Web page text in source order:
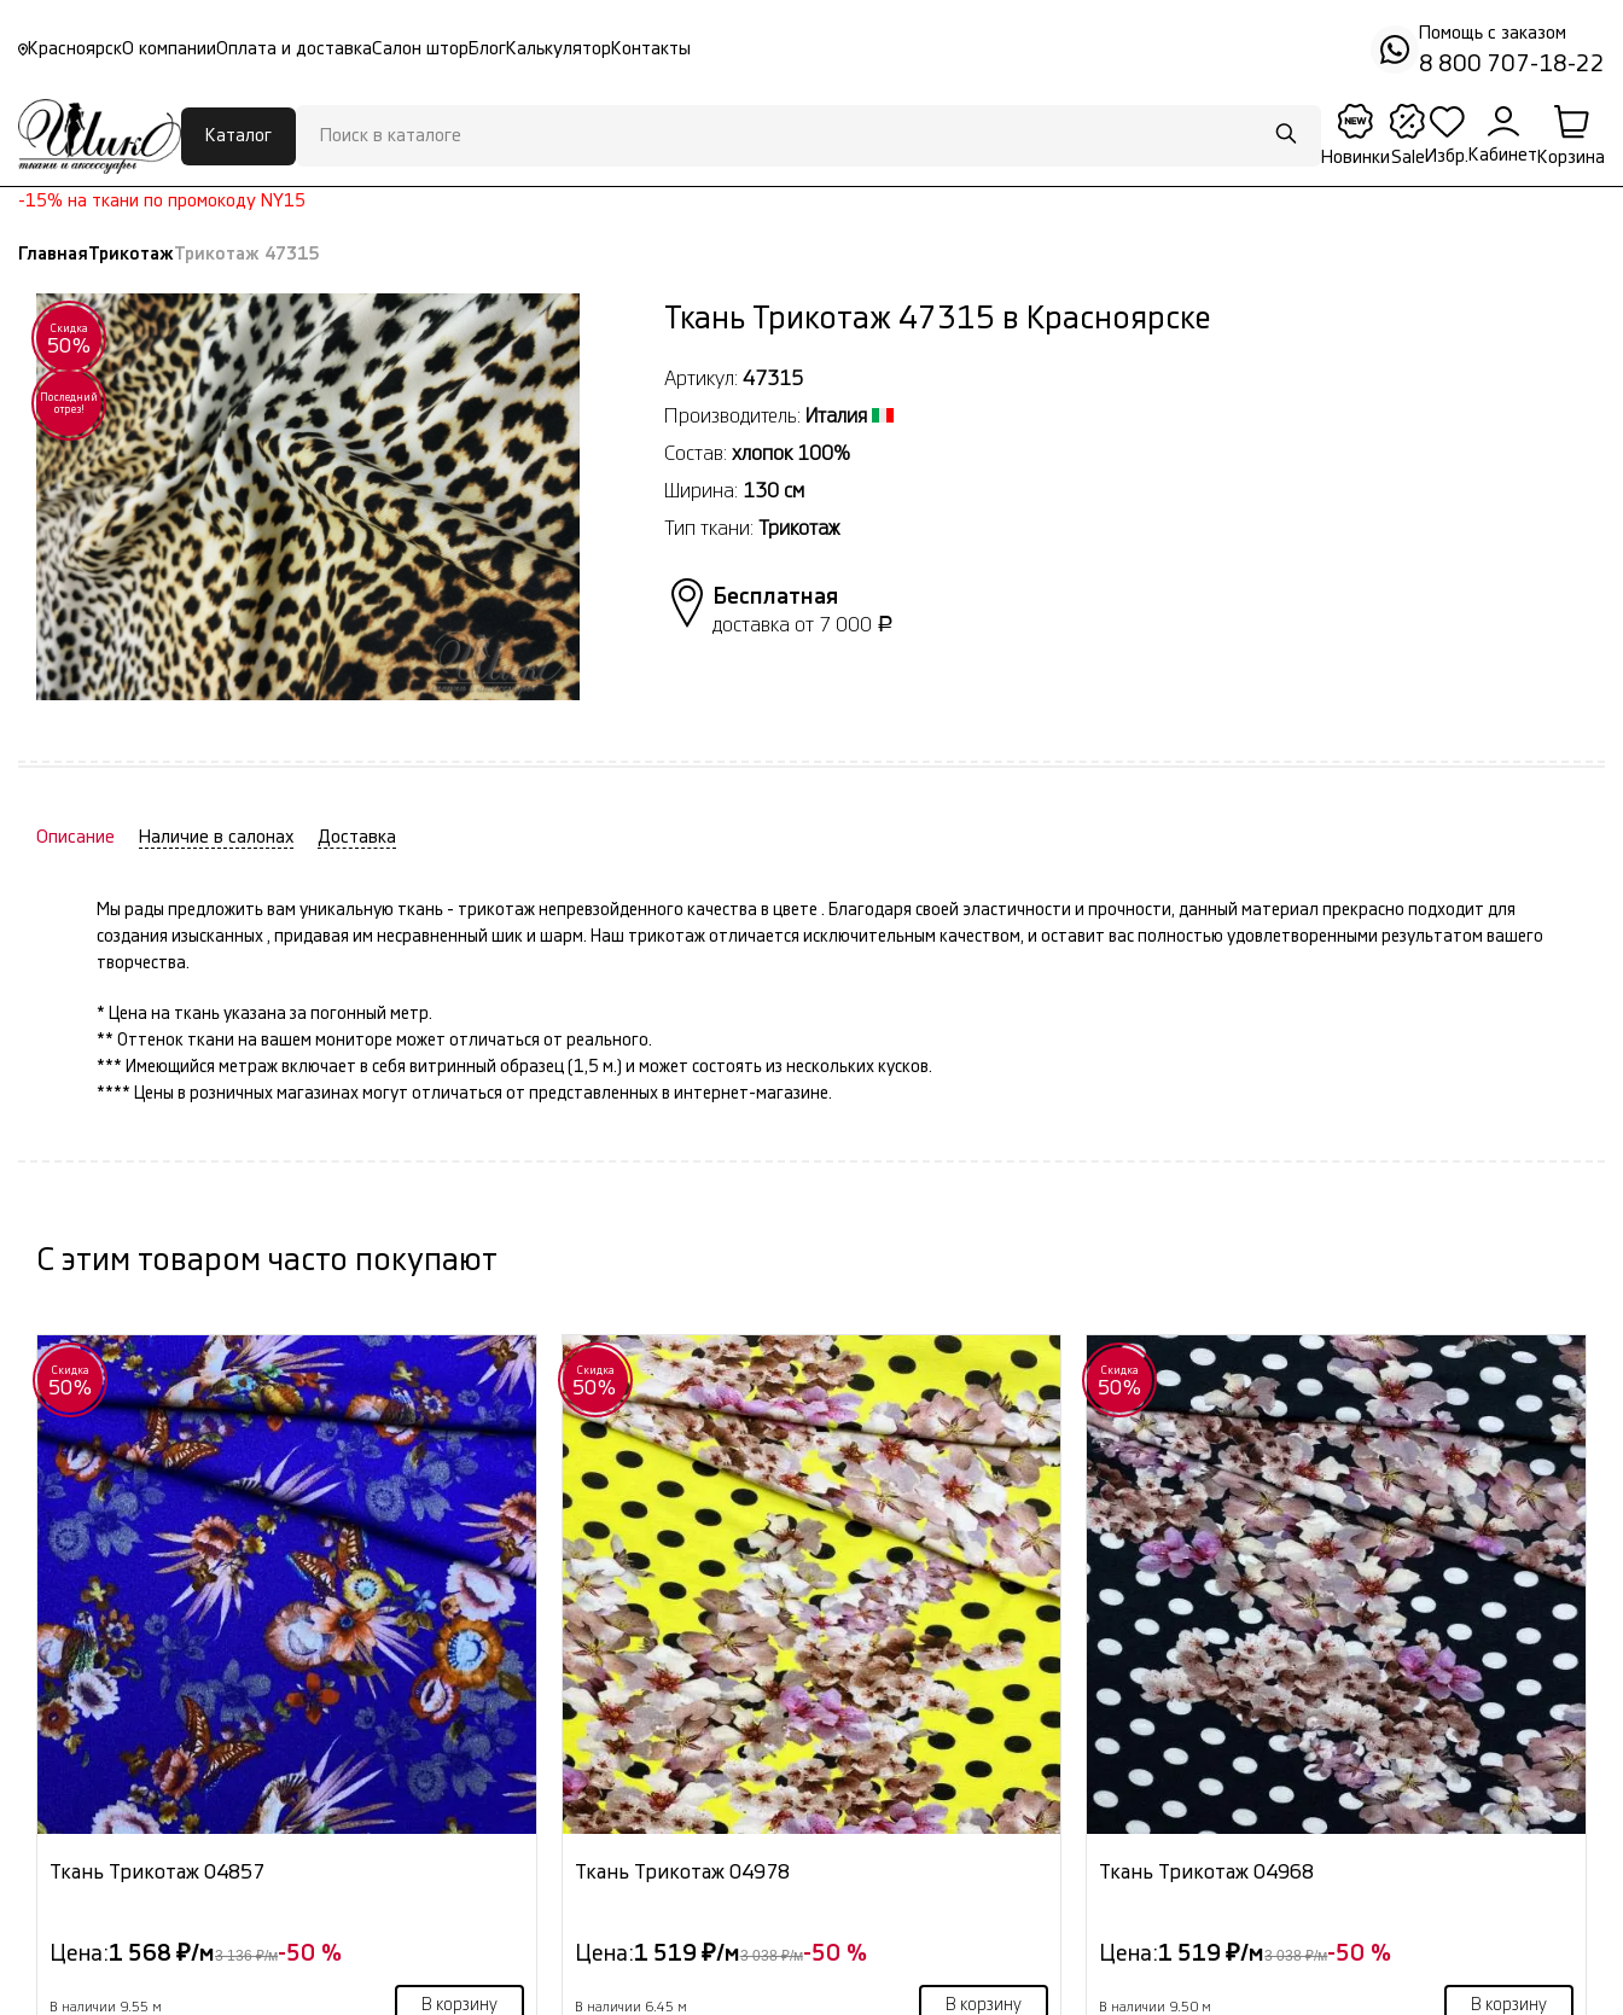
КрасноярскО компанииОплата и доставкаСалон штор БлогКалькулятор Контакты
Помощь с заказом
8 800 707-18-22
Каталог
НовинкиSale Избр. Кабинет Корзина
-15% на ткани по промокоду NY15
ГлавнаяТрикотажТрикотаж 47315
Скидка
50%
Последний
отрез!
Ткань Трикотаж 47315 в Красноярске
Артикул: 47315
Производитель: Италия
Состав: хлопок 100%
Ширина: 130 см
Тип ткани: Трикотаж
Бесплатная
доставка от 7 000 Р
Описание Наличие в салонах Доставка
Мы рады предложить вам уникальную ткань - трикотаж непревзойденного качества в цвете . Благодаря своей эластичности и прочности, данный материал прекрасно подходит для
создания изысканных , придавая им несравненный шик и шарм. Наш трикотаж отличается исключительным качеством, и оставит вас полностью удовлетворенными результатом вашего
творчества.
* Цена на ткань указана за погонный метр.
** Оттенок ткани на вашем мониторе может отличаться от реального.
*** Имеющийся метраж включает в себя витринный образец (1,5 м.) и может состоять из нескольких кусков.
**** Цены в розничных магазинах могут отличаться от представленных в интернет-магазине.
С этим товаром часто покупают
Скидка
50%
Ткань Трикотаж 04857
Цена:1 568 ₽/м3 136 ₽/м-50 %
В наличии 9.55 м В корзину
Скидка
50%
Ткань Трикотаж 04978
Цена:1 519 ₽/м3 038 ₽/м-50 %
В наличии 6.45 м В корзину
Скидка
50%
Ткань Трикотаж 04968
Цена:1 519 ₽/м3 038 ₽/м-50 %
В наличии 9.50 м В корзину